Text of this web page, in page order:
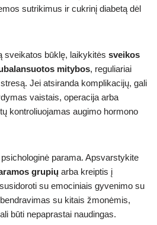
sutrikimus ir cukrinį diabetą dėl
sveikatos būklę, laikykitės sveikos
mitybos, reguliariai
Jei atsiranda komplikacijų, gali
vaistais, operacija arba
kontroliuojamas augimo hormono
parama. Apsvarstykite
grupių arba kreiptis į
su emociniais gyvenimo su
su kitais žmonėmis,
būti nepaprastai naudingas.